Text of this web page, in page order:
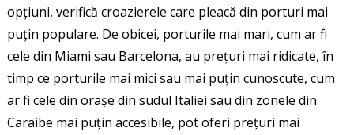
opțiuni, verifică croazierele care pleacă din porturi mai
puțin populare. De obicei, porturile mai mari, cum ar fi
cele din Miami sau Barcelona, au prețuri mai ridicate, în
timp ce porturile mai mici sau mai puțin cunoscute, cum
ar fi cele din orașe din sudul Italiei sau din zonele din
Caraibe mai puțin accesibile, pot oferi prețuri mai